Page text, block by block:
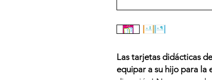
Las tarjetas didácticas
equipar a su hijo para la